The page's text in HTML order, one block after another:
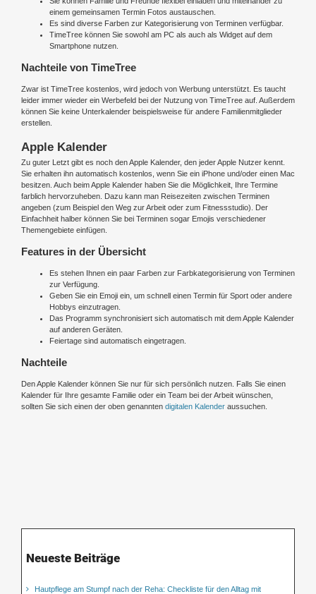
einem gemeinsamen Termin Fotos austauschen.
Es sind diverse Farben zur Kategorisierung von Terminen verfügbar.
TimeTree können Sie sowohl am PC als auch als Widget auf dem
Smartphone nutzen.
Nachteile von TimeTree
Zwar ist TimeTree kostenlos, wird jedoch von Werbung unterstützt. Es taucht
leider immer wieder ein Werbefeld bei der Nutzung von TimeTree auf. Außerdem
können Sie keine Unterkalender beispielsweise für andere Familienmitglieder
erstellen.
Apple Kalender
Zu guter Letzt gibt es noch den Apple Kalender, den jeder Apple Nutzer kennt.
Sie erhalten ihn automatisch kostenlos, wenn Sie ein iPhone und/oder einen Mac
besitzen. Auch beim Apple Kalender haben Sie die Möglichkeit, Ihre Termine
farblich hervorzuheben. Dazu kann man Reisezeiten zwischen Terminen
angeben (zum Beispiel den Weg zur Arbeit oder zum Fitnessstudio). Der
Einfachheit halber können Sie bei Terminen sogar Emojis verschiedener
Themengebiete einfügen.
Features in der Übersicht
Es stehen Ihnen ein paar Farben zur Farbkategorisierung von Terminen
zur Verfügung.
Geben Sie ein Emoji ein, um schnell einen Termin für Sport oder andere
Hobbys einzutragen.
Das Programm synchronisiert sich automatisch mit dem Apple Kalender
auf anderen Geräten.
Feiertage sind automatisch eingetragen.
Nachteile
Den Apple Kalender können Sie nur für sich persönlich nutzen. Falls Sie einen
Kalender für Ihre gesamte Familie oder ein Team bei der Arbeit wünschen,
sollten Sie sich einen der oben genannten digitalen Kalender aussuchen.
Neueste Beiträge
Hautpflege am Stumpf nach der Reha: Checkliste für den Alltag mit